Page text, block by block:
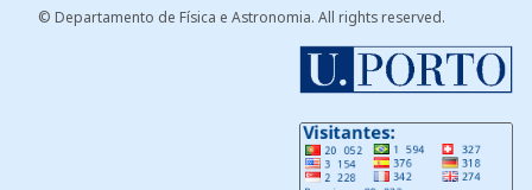
© Departamento de Física e Astronomia. All rights reserved.